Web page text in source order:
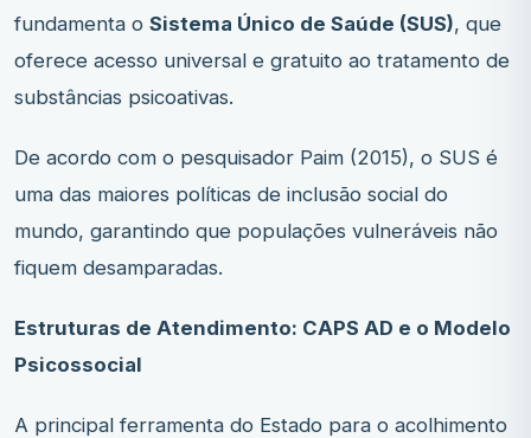
fundamenta o Sistema Único de Saúde (SUS), que
oferece acesso universal e gratuito ao tratamento de
substâncias psicoativas.
De acordo com o pesquisador Paim (2015), o SUS é
uma das maiores políticas de inclusão social do
mundo, garantindo que populações vulneráveis não
fiquem desamparadas.
Estruturas de Atendimento: CAPS AD e o Modelo
Psicossocial
A principal ferramenta do Estado para o acolhimento